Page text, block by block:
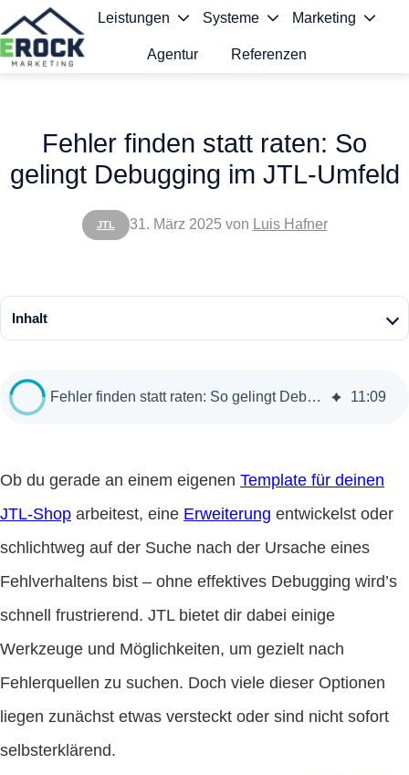
Leistungen Systeme Marketing
Agentur Referenzen
JTL
Fehler finden statt raten: So
gelingt Debugging im JTL-Umfeld
31. März 2025 von Luis Hafner
Inhalt
Fehler finden statt raten: So gelingt Debugging im JTL-Umfeld 11:09
Ob du gerade an einem eigenen Template für deinen
JTL-Shop arbeitest, eine Erweiterung entwickelst oder
schlichtweg auf der Suche nach der Ursache eines
Fehlverhaltens bist – ohne effektives Debugging wird’s
schnell frustrierend. JTL bietet dir dabei einige
Werkzeuge und Möglichkeiten, um gezielt nach
Fehlerquellen zu suchen. Doch viele dieser Optionen
liegen zunächst etwas versteckt oder sind nicht sofort
selbsterklärend.